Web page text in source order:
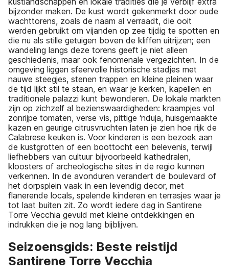
bijzonder maken. De kust wordt gekenmerkt door oude
wachttorens, zoals de naam al verraadt, die ooit
werden gebruikt om vijanden op zee tijdig te spotten en
die nu als stille getuigen boven de kliffen uitrijzen; een
wandeling langs deze torens geeft je niet alleen
geschiedenis, maar ook fenomenale vergezichten. In de
omgeving liggen sfeervolle historische stadjes met
nauwe steegjes, stenen trappen en kleine pleinen waar
de tijd lijkt stil te staan, en waar je kerken, kapellen en
traditionele palazzi kunt bewonderen. De lokale markten
zijn op zichzelf al bezienswaardigheden: kraampjes vol
zonrijpe tomaten, verse vis, pittige ‘nduja, huisgemaakte
kazen en geurige citrusvruchten laten je zien hoe rijk de
Calabrese keuken is. Voor kinderen is een bezoek aan
de kustgrotten of een boottocht een belevenis, terwijl
liefhebbers van cultuur bijvoorbeeld kathedralen,
kloosters of archeologische sites in de regio kunnen
verkennen. In de avonduren verandert de boulevard of
het dorpsplein vaak in een levendig decor, met
flanerende locals, spelende kinderen en terrasjes waar je
tot laat buiten zit. Zo wordt iedere dag in Santirene
Torre Vecchia gevuld met kleine ontdekkingen en
indrukken die je nog lang bijblijven.
Seizoensgids: Beste reistijd
Santirene Torre Vecchia